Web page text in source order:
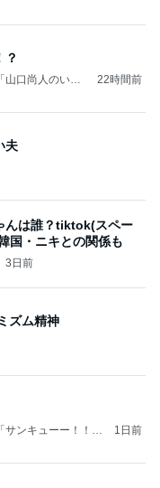
？
山口尚人のいき
22時間前
夫
んは誰？tiktok(スペー
国・ニキとの関係も
3日前
ズム精神
サンキューー！！尾
1日前